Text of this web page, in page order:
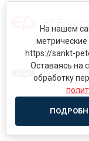
EP
Ford
На нашем
https://sankt-
Оставаясь на
обработку